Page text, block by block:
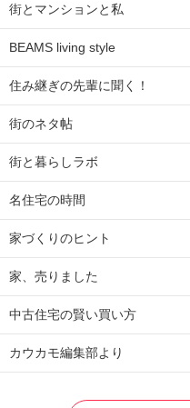
街とマンションと私
BEAMS living style
住み継ぎの先輩に聞く！
街のネタ帖
街と暮らしラボ
名住宅の時間
家づくりのヒント
家、売りました
中古住宅の賢い買い方
カウカモ編集部より